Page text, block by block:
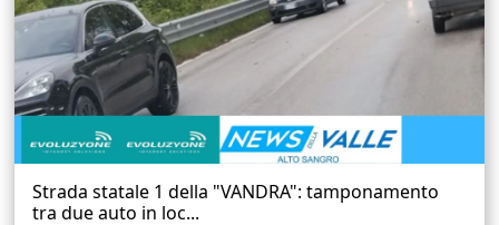
Strada statale 1 della "VANDRA": tamponamento
tra due auto in loc...